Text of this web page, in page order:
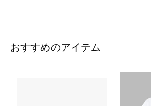
おすすめのアイテム